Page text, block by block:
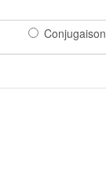
Conjugaison